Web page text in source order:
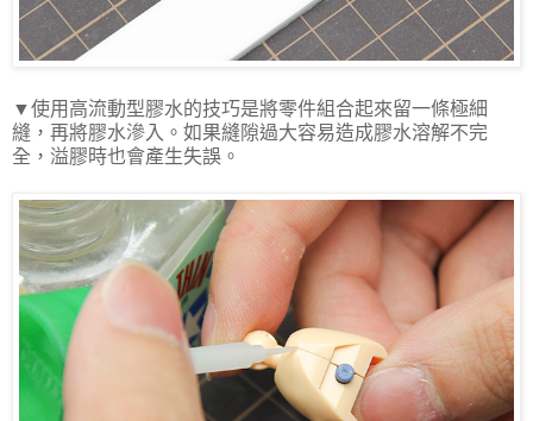
▼使用高流動型膠水的技巧是將零件組合起來留一條極細
縫，再將膠水滲入。如果縫隙過大容易造成膠水溶解不完
全，溢膠時也會產生失誤。